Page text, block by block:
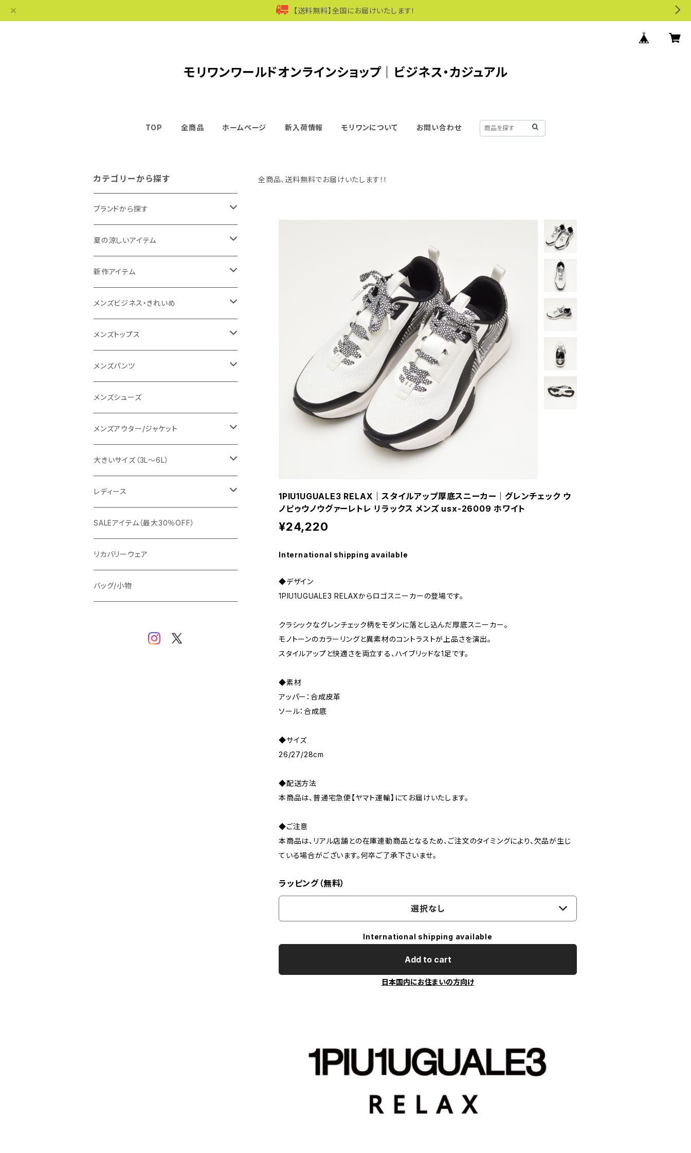
【送料無料】全国にお届けいたします！
モリワンワールドオンラインショップ｜ビジネス・カジュアル
TOP 全商品 ホームページ 新入荷情報 モリワンについて お問い合わせ
全商品、送料無料でお届けいたします！！
1PIU1UGUALE3 RELAX｜スタイルアップ厚底スニーカー｜グレンチェック ウ
ノピゥウノウグァーレトレ リラックス メンズ usx-26009 ホワイト
¥24,220
International shipping available
◆デザイン
1PIU1UGUALE3 RELAXからロゴスニーカーの登場です。
クラシックなグレンチェック柄をモダンに落とし込んだ厚底スニーカー。
モノトーンのカラーリングと異素材のコントラストが上品さを演出。
スタイルアップと快適さを両立する、ハイブリッドな1足です。
◆素材
アッパー：合成皮革
ソール：合成底
◆サイズ
26/27/28cm
◆配送方法
本商品は、普通宅急便【ヤマト運輸】にてお届けいたします。
◆ご注意
本商品は、リアル店舗との在庫連動商品となるため、ご注文のタイミングにより、欠品が生じ
ている場合がございます。何卒ご了承下さいませ。
ラッピング（無料）
選択なし
International shipping available
Add to cart
日本国内にお住まいの方向け
カテゴリーから探す
ブランドから探す
THE NORTH FACE
NANGA
1PIU1UGUALE3 RELAX
go slow caravan
SY32 by SWEET YEARS
URBAN SQUARE
EDWIN
snow peak
G-stage
TETEHOMME
TAION
夏の涼しいアイテム
メンズ
レディース
新作アイテム
メンズ
レディース
メンズビジネス・きれいめ
スーツ
カジュアルセットアップ
スラックス
ワイシャツ
シューズ
フォーマル
Tシャツ/ポロシャツ
メンズトップス
Tシャツ/カットソー
シャツ/ポロシャツ
パーカー/スウェット
ニット
メンズパンツ
デニムパンツ
イージーパンツ
スラックス
メンズシューズ
メンズアウター/ジャケット
ジャケット
カジュアルジャケット
ビジネスジャケット
ブルゾン
コート
マウンテンパーカー/アウトドア
ダウン / 中綿アウター
大きいサイズ（3L～6L）
ビジネス
セットアップ
ワイシャツ
カジュアル
ニット/Tシャツ/カットソー
スウェット/パーカー
アウター
レディース
アウター
トップス（ブラウス/カットソー）
ジャケット
SALEアイテム（最大30％OFF）
リカバリーウェア
バッグ/小物